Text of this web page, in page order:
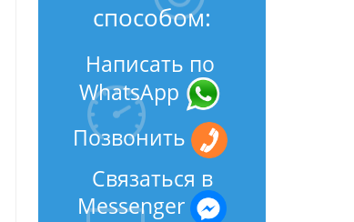
способом:
Написать по
WhatsApp
Позвонить
Связаться в
Messenger